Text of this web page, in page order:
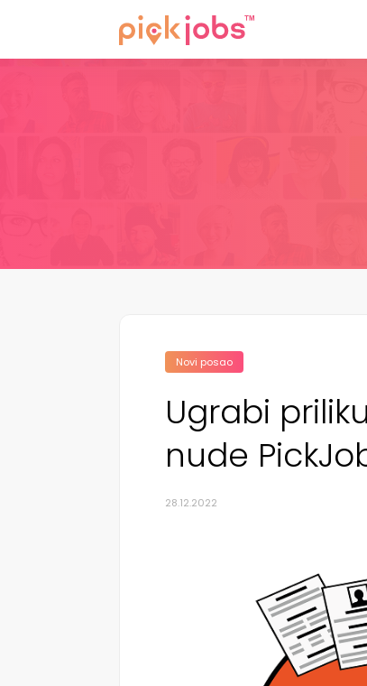
Novi posao
Ugrabi
nude
28.12.2022